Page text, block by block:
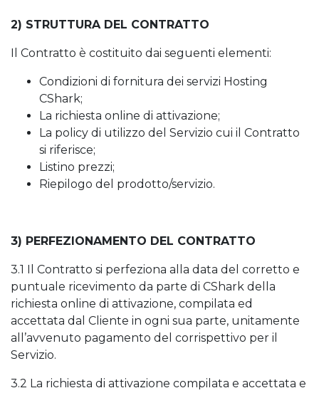
2) STRUTTURA DEL CONTRATTO
Il Contratto è costituito dai seguenti elementi:
Condizioni di fornitura dei servizi Hosting
CShark;
La richiesta online di attivazione;
La policy di utilizzo del Servizio cui il Contratto
si riferisce;
Listino prezzi;
Riepilogo del prodotto/servizio.
3) PERFEZIONAMENTO DEL CONTRATTO
3.1 Il Contratto si perfeziona alla data del corretto e
puntuale ricevimento da parte di CShark della
richiesta online di attivazione, compilata ed
accettata dal Cliente in ogni sua parte, unitamente
all’avvenuto pagamento del corrispettivo per il
Servizio.
3.2 La richiesta di attivazione compilata e accettata e